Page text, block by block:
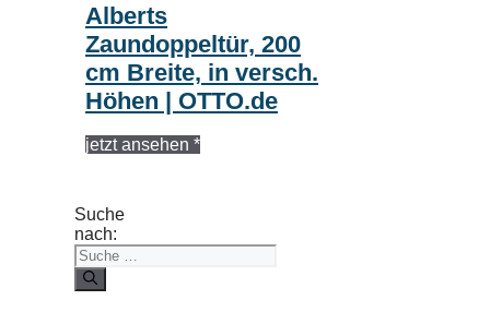
Alberts
Zaundoppeltür, 200
cm Breite, in versch.
Höhen | OTTO.de
jetzt ansehen *
Suche
nach: